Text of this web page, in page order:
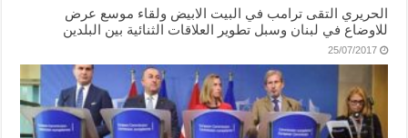
الحريري التقى ترامب في البيت الابيض ولقاء موسع عرض
للاوضاع في لبنان وسبل تطوير العلاقات الثنائية بين البلدين
25/07/2017